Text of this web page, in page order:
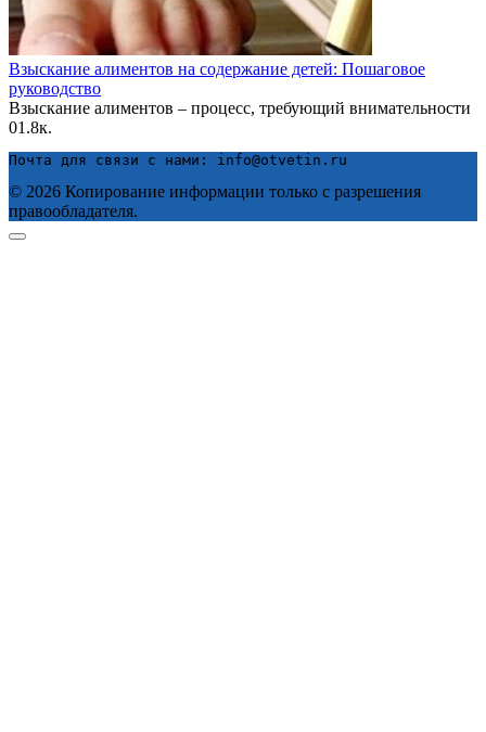
Взыскание алиментов на содержание детей: Пошаговое
руководство
Взыскание алиментов – процесс, требующий внимательности
01.8к.
Почта для связи с нами: info@otvetin.ru
© 2026 Копирование информации только с разрешения
правообладателя.